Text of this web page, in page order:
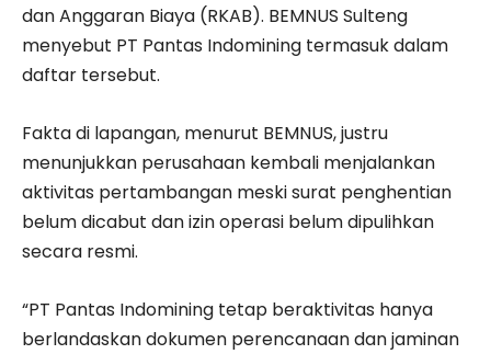
dan Anggaran Biaya (RKAB). BEMNUS Sulteng
menyebut PT Pantas Indomining termasuk dalam
daftar tersebut.
Fakta di lapangan, menurut BEMNUS, justru
menunjukkan perusahaan kembali menjalankan
aktivitas pertambangan meski surat penghentian
belum dicabut dan izin operasi belum dipulihkan
secara resmi.
“PT Pantas Indomining tetap beraktivitas hanya
berlandaskan dokumen perencanaan dan jaminan